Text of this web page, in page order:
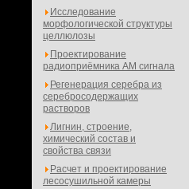
Исследование
морфологической структуры
целлюлозы
Проектирование
радиоприёмника АМ сигнала
Регенерация серебра из
серебросодержащих
растворов
Лигнин, строение,
химический состав и
свойства связи
Расчет и проектирование
лесосушильной камеры